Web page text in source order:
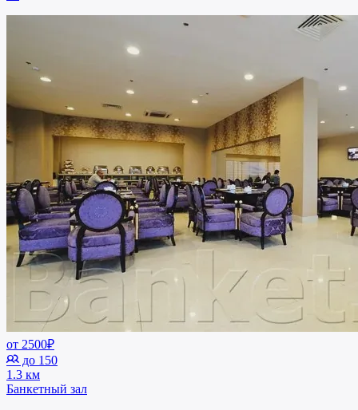
от 2500₽
до 150
1.3 км
Банкетный зал